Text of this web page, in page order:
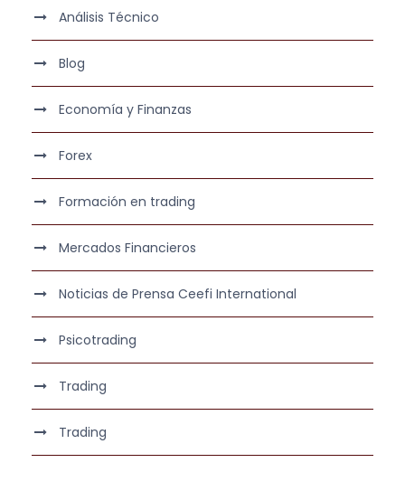
Análisis Técnico
Blog
Economía y Finanzas
Forex
Formación en trading
Mercados Financieros
Noticias de Prensa Ceefi International
Psicotrading
Trading
Trading